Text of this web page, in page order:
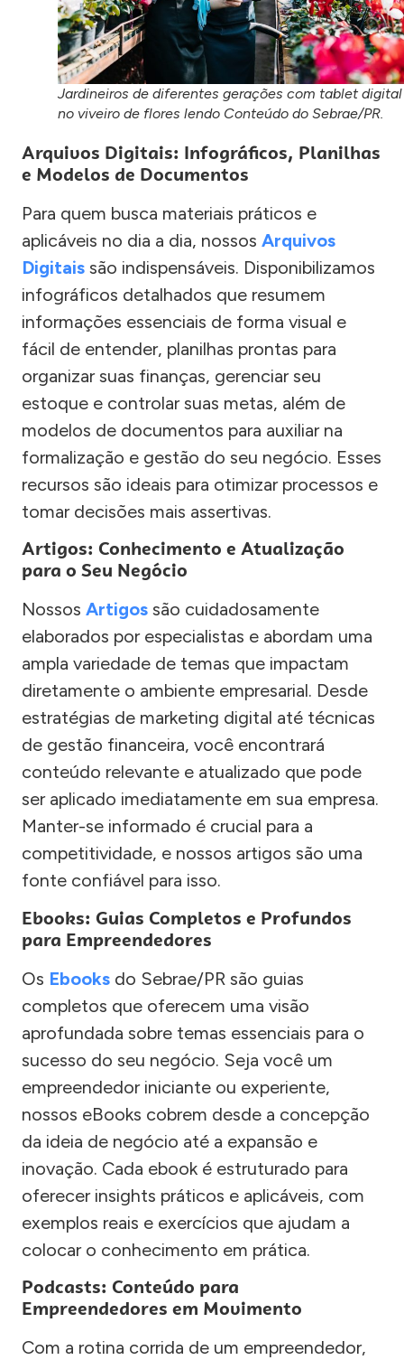
Jardineiros de diferentes gerações com tablet digital
no viveiro de flores lendo Conteúdo do Sebrae/PR.
Arquivos Digitais: Infográficos, Planilhas
e Modelos de Documentos
Para quem busca materiais práticos e
aplicáveis no dia a dia, nossos Arquivos
Digitais são indispensáveis. Disponibilizamos
infográficos detalhados que resumem
informações essenciais de forma visual e
fácil de entender, planilhas prontas para
organizar suas finanças, gerenciar seu
estoque e controlar suas metas, além de
modelos de documentos para auxiliar na
formalização e gestão do seu negócio. Esses
recursos são ideais para otimizar processos e
tomar decisões mais assertivas.
Artigos: Conhecimento e Atualização
para o Seu Negócio
Nossos Artigos são cuidadosamente
elaborados por especialistas e abordam uma
ampla variedade de temas que impactam
diretamente o ambiente empresarial. Desde
estratégias de marketing digital até técnicas
de gestão financeira, você encontrará
conteúdo relevante e atualizado que pode
ser aplicado imediatamente em sua empresa.
Manter-se informado é crucial para a
competitividade, e nossos artigos são uma
fonte confiável para isso.
Ebooks: Guias Completos e Profundos
para Empreendedores
Os Ebooks do Sebrae/PR são guias
completos que oferecem uma visão
aprofundada sobre temas essenciais para o
sucesso do seu negócio. Seja você um
empreendedor iniciante ou experiente,
nossos eBooks cobrem desde a concepção
da ideia de negócio até a expansão e
inovação. Cada ebook é estruturado para
oferecer insights práticos e aplicáveis, com
exemplos reais e exercícios que ajudam a
colocar o conhecimento em prática.
Podcasts: Conteúdo para
Empreendedores em Movimento
Com a rotina corrida de um empreendedor,